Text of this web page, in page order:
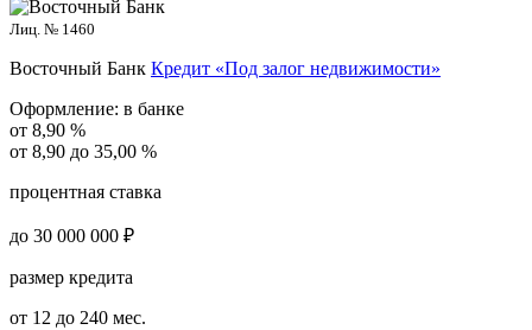
Лиц. № 1460
Восточный Банк Кредит «Под залог недвижимости»
Оформление: в банке
от 8,90 %
от 8,90 до 35,00 %
процентная ставка
до 30 000 000 ₽
размер кредита
от 12 до 240 мес.